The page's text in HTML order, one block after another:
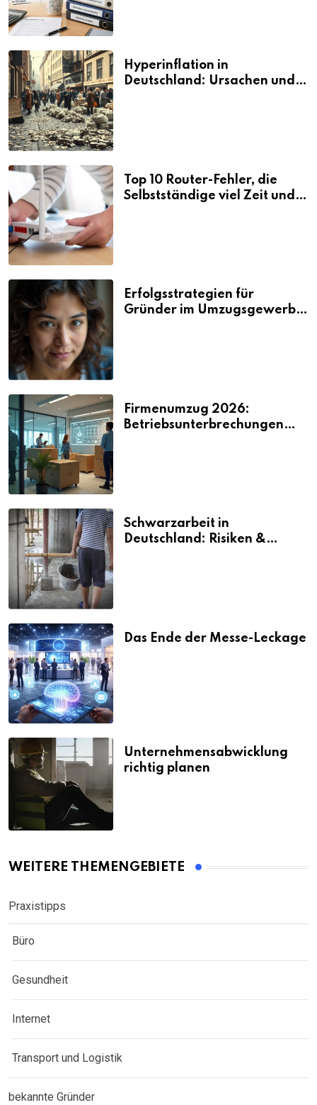
Hyperinflation in
Deutschland: Ursachen und
Top 10 Router-Fehler, die
Selbstständige viel Zeit und
Erfolgsstrategien für
Gründer im Umzugsgewerbe
Firmenumzug 2026:
Betriebsunterbrechungen
Schwarzarbeit in
Deutschland: Risiken &
Das Ende der Messe-Leckage
Unternehmensabwicklung
richtig planen
WEITERE THEMENGEBIETE
Praxistipps
Büro
Gesundheit
Internet
Transport und Logistik
bekannte Gründer